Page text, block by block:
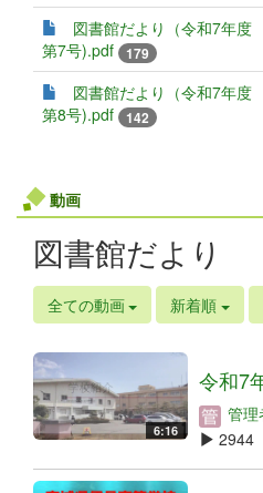
図書館だより（令和7年度
第7号).pdf
179
図書館だより（令和7年度
第8号).pdf
142
動画
図書館だより
全ての動画 新着順
6:16
令和7
管理
2944